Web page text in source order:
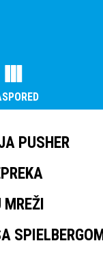
PUSHER
SPIELBERGOM